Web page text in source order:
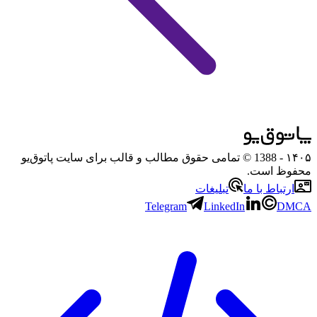
۱۴۰۵
- 1388 © تمامی حقوق مطالب و قالب برای سایت پاتوق‌یو
محفوظ است.
ارتباط با ما
تبلیغات
Telegram
LinkedIn DMCA